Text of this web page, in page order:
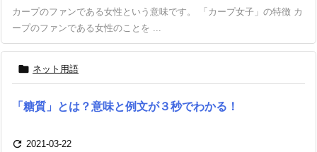
カープのファンである女性という意味です。 「カープ女子」の特徴 カ
ープのファンである女性のことを ...
 ネット用語
「糖質」とは？意味と例文が３秒でわかる！
 2021-03-22